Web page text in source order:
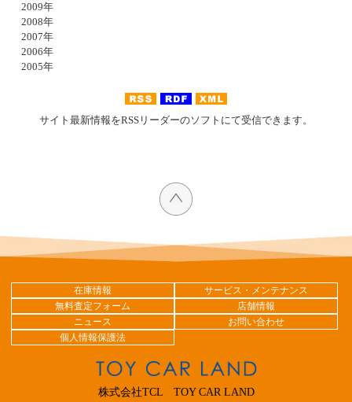
2009年
2008年
2007年
2006年
2005年
サイト最新情報をRSSリーダーのソフトにて受信できます。
在庫情報
サービス・メンテナンス
無料査定フォーム
店舗情報
ニュース
お問い合わせ
個人情報保護法
株式会社TCL TOY CAR LAND